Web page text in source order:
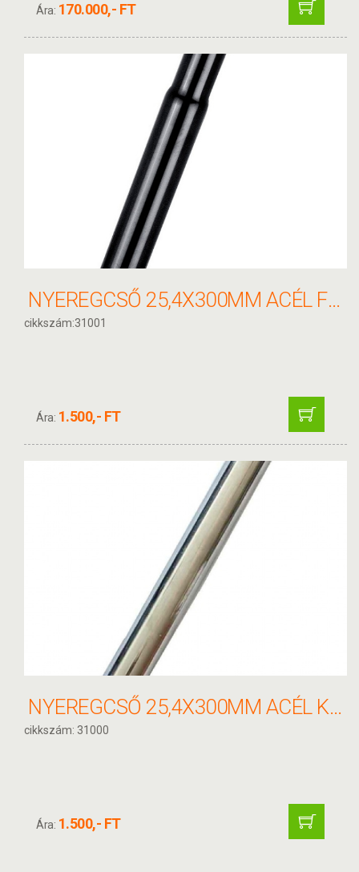
Ára: 170.000,- FT
NYEREGCSŐ 25,4X300MM ACÉL FEKETE 31001
cikkszám:31001
Ára: 1.500,- FT
NYEREGCSŐ 25,4X300MM ACÉL KRÓM 31000
cikkszám: 31000
Ára: 1.500,- FT